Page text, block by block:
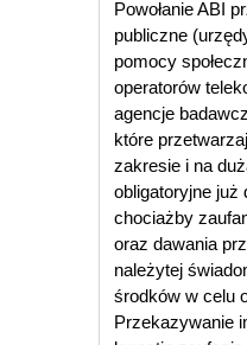
Powołanie ABI
publiczne
pomocy
operatorów
agencje
które
zakresie i na
obligatoryjne już
chociażby
oraz dawania
należytej
środków w celu
Przekazywanie